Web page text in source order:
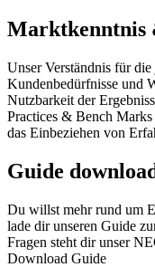
Marktkenntnis
Unser Verständnis für
Kundenbedürfnisse und
Nutzbarkeit der
Practices & Bench
das Einbeziehen von
Guide
Du willst mehr rund um
lade dir unseren Guide
Fragen steht dir unser
Download Guide